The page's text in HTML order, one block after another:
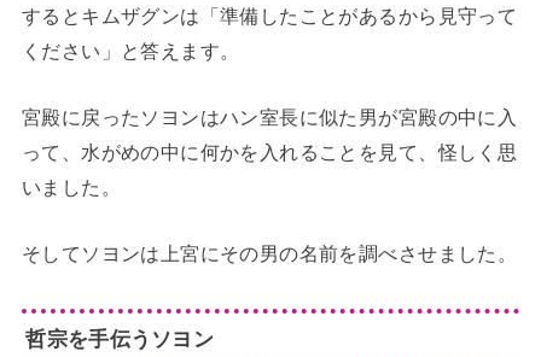
するとキムザグンは「準備したことがあるから見守って
ください」と答えます。
宮殿に戻ったソヨンはハン室長に似た男が宮殿の中に入
って、水がめの中に何かを入れることを見て、怪しく思
いました。
そしてソヨンは上宮にその男の名前を調べさせました。
哲宗を手伝うソヨン